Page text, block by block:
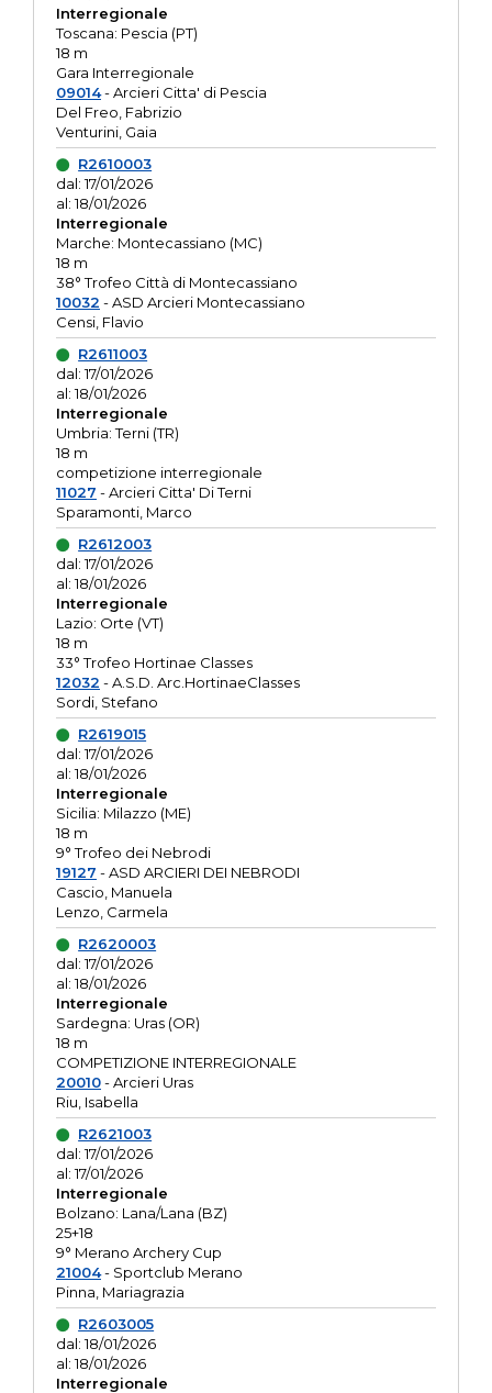
Interregionale
Toscana: Pescia (PT)
18 m
Gara Interregionale
09014- Arcieri Citta' di Pescia
Del Freo, Fabrizio
Venturini, Gaia
R2610003
dal: 17/01/2026
al: 18/01/2026
Interregionale
Marche: Montecassiano (MC)
18 m
38° Trofeo Città di Montecassiano
10032 - ASD Arcieri Montecassiano
Censi, Flavio
R2611003
dal: 17/01/2026
al: 18/01/2026
Interregionale
Umbria: Terni (TR)
18 m
competizione interregionale
11027 - Arcieri Citta' Di Terni
Sparamonti, Marco
R2612003
dal: 17/01/2026
al: 18/01/2026
Interregionale
Lazio: Orte (VT)
18 m
33° Trofeo Hortinae Classes
12032 - A.S.D. Arc.HortinaeClasses
Sordi, Stefano
R2619015
dal: 17/01/2026
al: 18/01/2026
Interregionale
Sicilia: Milazzo (ME)
18 m
9° Trofeo dei Nebrodi
19127 - ASD ARCIERI DEI NEBRODI
Cascio, Manuela
Lenzo, Carmela
R2620003
dal: 17/01/2026
al: 18/01/2026
Interregionale
Sardegna: Uras (OR)
18 m
COMPETIZIONE INTERREGIONALE
20010- Arcieri Uras
Riu, Isabella
R2621003
dal: 17/01/2026
al: 17/01/2026
Interregionale
Bolzano: Lana/Lana (BZ)
25+18
9° Merano Archery Cup
21004- Sportclub Merano
Pinna, Mariagrazia
R2603005
dal: 18/01/2026
al: 18/01/2026
Interregionale